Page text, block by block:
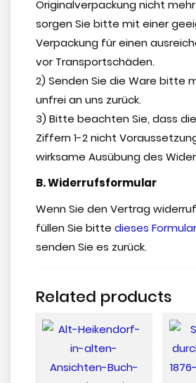
Originalverpackung nicht
sorgen Sie bitte mit einer
Verpackung für einen
vor Transportschäden.
2) Senden Sie die Ware bitte
unfrei an uns zurück.
3) Bitte beachten Sie, dass
Ziffern 1-2 nicht
wirksame Ausübung des
B. Widerrufsformular
Wenn Sie den Vertrag
füllen Sie bitte dieses Formular
senden Sie es zurück.
Related products